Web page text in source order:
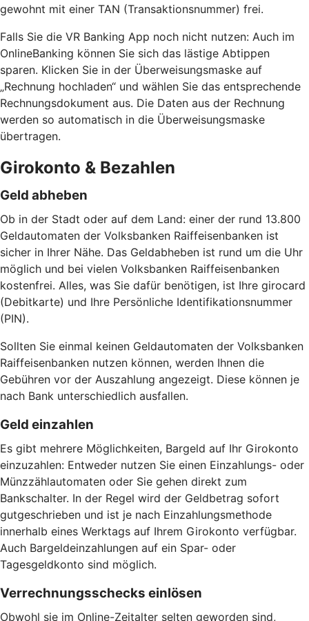
gewohnt mit einer TAN (Transaktionsnummer) frei.
Falls Sie die VR Banking App noch nicht nutzen: Auch im
OnlineBanking können Sie sich das lästige Abtippen
sparen. Klicken Sie in der Überweisungsmaske auf
„Rechnung hochladen“ und wählen Sie das entsprechende
Rechnungsdokument aus. Die Daten aus der Rechnung
werden so automatisch in die Überweisungsmaske
übertragen.
Girokonto & Bezahlen
Geld abheben
Ob in der Stadt oder auf dem Land: einer der rund 13.800
Geldautomaten der Volksbanken Raiffeisenbanken ist
sicher in Ihrer Nähe. Das Geldabheben ist rund um die Uhr
möglich und bei vielen Volksbanken Raiffeisenbanken
kostenfrei. Alles, was Sie dafür benötigen, ist Ihre girocard
(Debitkarte) und Ihre Persönliche Identifikationsnummer
(PIN).
Sollten Sie einmal keinen Geldautomaten der Volksbanken
Raiffeisenbanken nutzen können, werden Ihnen die
Gebühren vor der Auszahlung angezeigt. Diese können je
nach Bank unterschiedlich ausfallen.
Geld einzahlen
Es gibt mehrere Möglichkeiten, Bargeld auf Ihr Girokonto
einzuzahlen: Entweder nutzen Sie einen Einzahlungs- oder
Münzzählautomaten oder Sie gehen direkt zum
Bankschalter. In der Regel wird der Geldbetrag sofort
gutgeschrieben und ist je nach Einzahlungsmethode
innerhalb eines Werktags auf Ihrem Girokonto verfügbar.
Auch Bargeldeinzahlungen auf ein Spar- oder
Tagesgeldkonto sind möglich.
Verrechnungsschecks einlösen
Obwohl sie im Online-Zeitalter selten geworden sind,